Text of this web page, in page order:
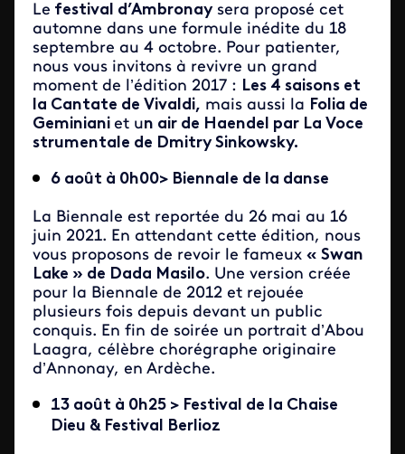
Le festival d’Ambronaysera proposé cet
automne dans une formule inédite du 18
septembre au 4 octobre. Pour patienter,
nous vous invitons à revivre un grand
moment de l’édition 2017 : Les 4 saisons et
la Cantate de Vivaldi, mais aussi la Folia de
Geminiani et un air de Haendel par La Voce
strumentale de Dmitry Sinkowsky.
6 août à 0h00> Biennale de la danse
La Biennale est reportée du 26 mai au 16
juin 2021. En attendant cette édition, nous
vous proposons de revoir le fameux « Swan
Lake » de Dada Masilo. Une version créée
pour la Biennale de 2012 et rejouée
plusieurs fois depuis devant un public
conquis. En fin de soirée un portrait d’Abou
Laagra, célèbre chorégraphe originaire
d’Annonay, en Ardèche.
13 août à 0h25 > Festival de la Chaise
Dieu & Festival Berlioz